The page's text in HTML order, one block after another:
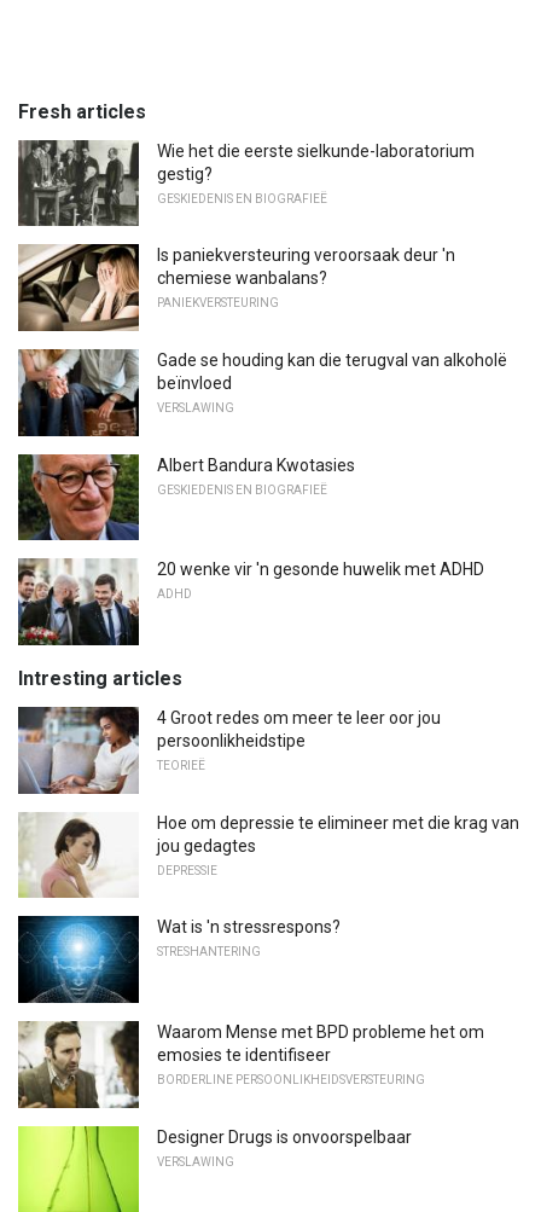
Fresh articles
Wie het die eerste sielkunde-laboratorium
gestig?
GESKIEDENIS EN BIOGRAFIEË
Is paniekversteuring veroorsaak deur 'n
chemiese wanbalans?
PANIEKVERSTEURING
Gade se houding kan die terugval van alkoholë
beïnvloed
VERSLAWING
Albert Bandura Kwotasies
GESKIEDENIS EN BIOGRAFIEË
20 wenke vir 'n gesonde huwelik met ADHD
ADHD
Intresting articles
4 Groot redes om meer te leer oor jou
persoonlikheidstipe
TEORIEË
Hoe om depressie te elimineer met die krag van
jou gedagtes
DEPRESSIE
Wat is 'n stressrespons?
STRESHANTERING
Waarom Mense met BPD probleme het om
emosies te identifiseer
BORDERLINE PERSOONLIKHEIDSVERSTEURING
Designer Drugs is onvoorspelbaar
VERSLAWING